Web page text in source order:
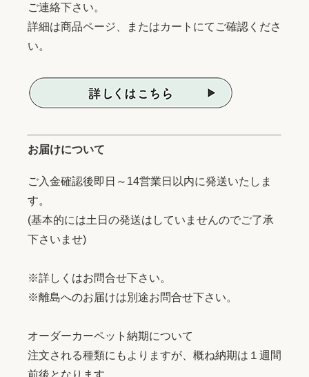
ご連絡下さい。
詳細は商品ページ、またはカートにてご確認くださ
い。
お届けについて
ご入金確認後即日～14営業日以内に発送いたしま
す。
(基本的には土日の発送はしていませんのでご了承
下さいませ)
※詳しくはお問合せ下さい。
※離島へのお届けは別途お問合せ下さい。
オーダーカーペット納期について
注文される種類にもよりますが、概ね納期は１週間
前後となります。